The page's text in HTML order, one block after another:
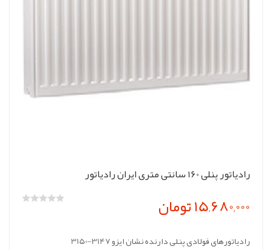
رادیاتور پنلی 160 سانتی متری ایران رادیاتور
15,680,000 تومان
رادیاتورهای فولادی پنلی دارنده نشان ایزو 3147-3150